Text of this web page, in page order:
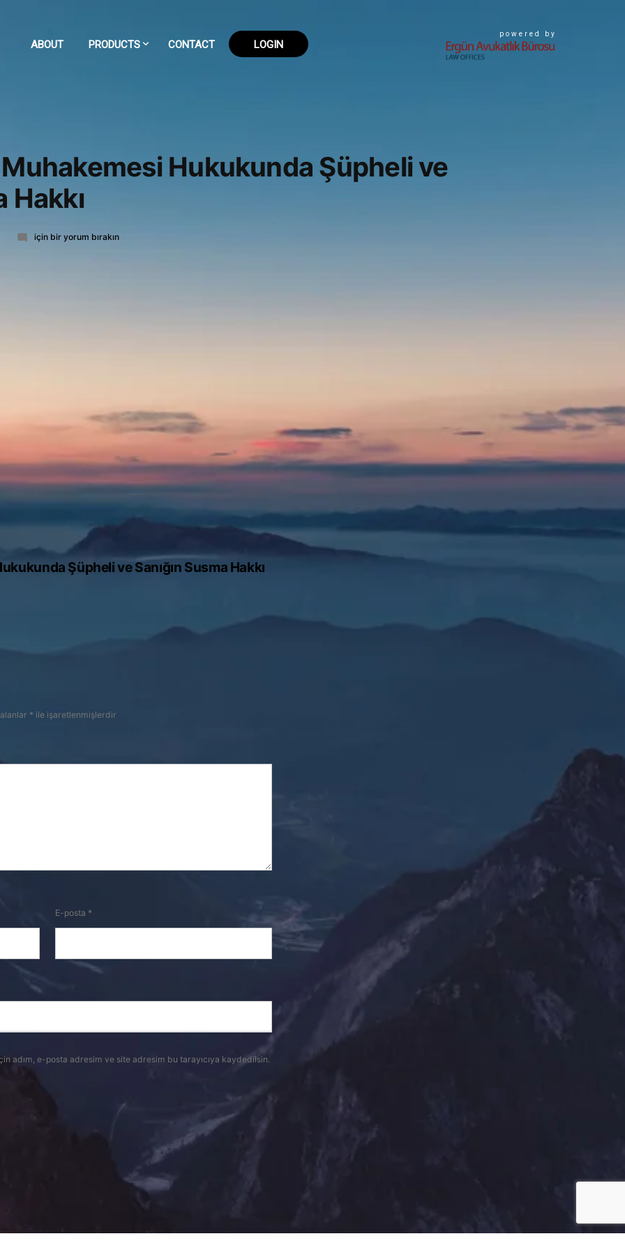
ABOUT PRODUCTS CONTACT LOGIN
powered by
Muhakemesi Hukukunda Şüpheli ve
Hakkı
Osmanlı
için bir yorum bırakın
Şüpheli ve Sanığın Susma Hakkı
* ile işaretlenmişlerdir
E-posta *
adım, e-posta adresim ve site adresim bu tarayıcıya kaydedilsin.